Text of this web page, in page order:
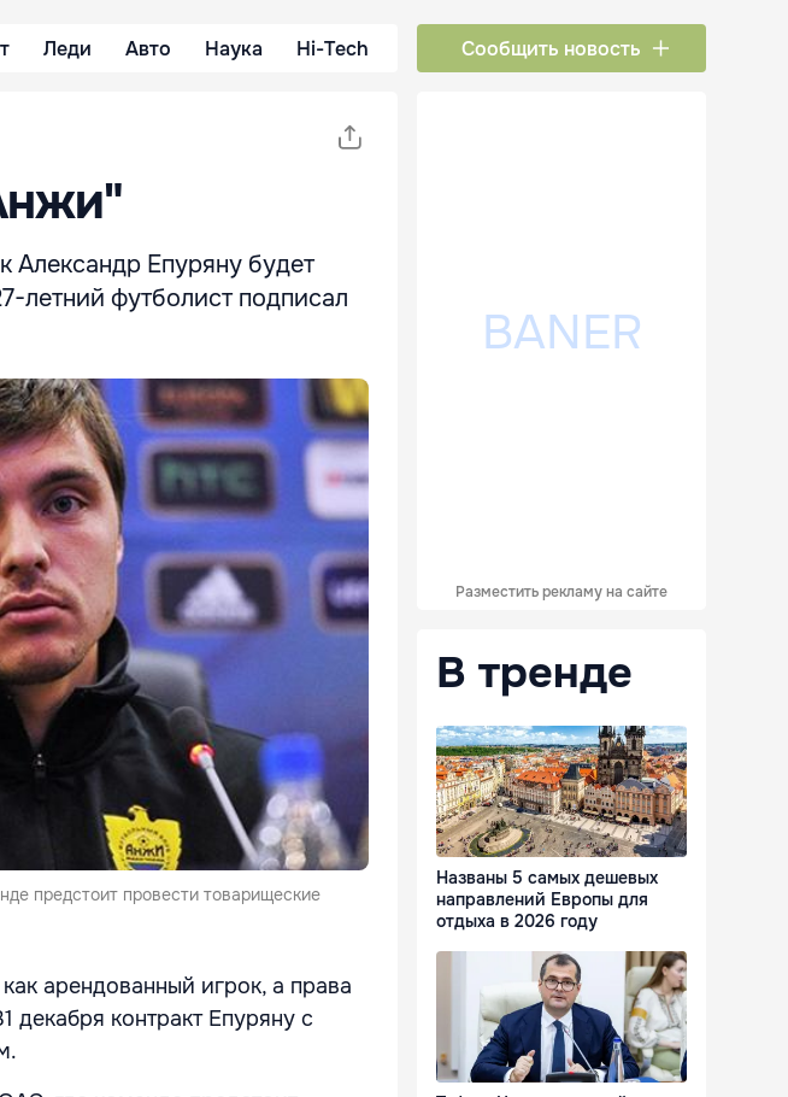
Леди Авто Наука Hi-Tech Сообщить новость
Епуряну будет
летний футболист подписал
предстоит провести товарищеские
арендованный игрок, а права
контракт Епуряну с
Разместить рекламу на сайте
В тренде
Названы 5 самых дешевых
направлений Европы для
отдыха в 2026 году